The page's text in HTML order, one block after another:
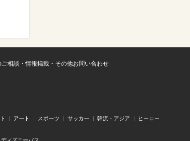
相談・情報掲載・その他お問い合わせ
アート スポーツ サッカー 韓流・アジア ヒーロー